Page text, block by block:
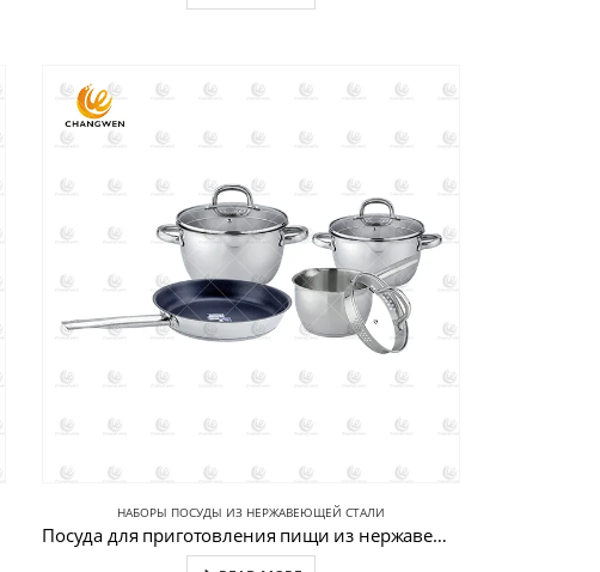
НАБОРЫ ПОСУДЫ ИЗ НЕРЖАВЕЮЩЕЙ СТАЛИ
Посуда для приготовления пищи из нержавеющей стали Сковороды с антипригарным покрытием CW-B062